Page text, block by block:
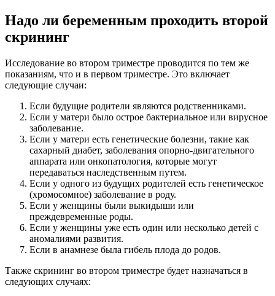
Надо ли беременным проходить второй
скрининг
Исследование во втором триместре проводится по тем же
показаниям, что и в первом триместре. Это включает
следующие случаи:
Если будущие родители являются родственниками.
Если у матери было острое бактериальное или вирусное
заболевание.
Если у матери есть генетические болезни, такие как
сахарный диабет, заболевания опорно-двигательного
аппарата или онкопатология, которые могут
передаваться наследственным путем.
Если у одного из будущих родителей есть генетическое
(хромосомное) заболевание в роду.
Если у женщины были выкидыши или
преждевременные роды.
Если у женщины уже есть один или несколько детей с
аномалиями развития.
Если в анамнезе была гибель плода до родов.
Также скрининг во втором триместре будет назначаться в
следующих случаях: